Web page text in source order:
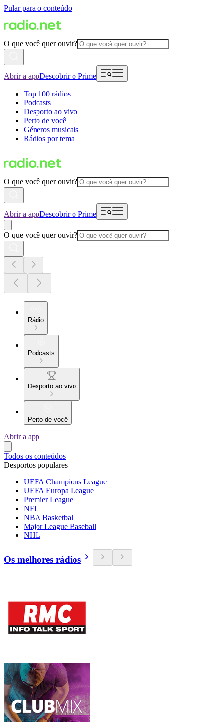
Pular para o conteúdo
O que você quer ouvir?
Abrir a appDescobrir o Prime
Top 100 rádios
Podcasts
Desporto ao vivo
Perto de você
Géneros musicais
Rádios por tema
O que você quer ouvir?
Abrir a appDescobrir o Prime
O que você quer ouvir?
Rádio
Podcasts
Desporto ao vivo
Perto de você
Abrir a app
Todos os conteúdos
Desportos populares
UEFA Champions League
UEFA Europa League
Premier League
NFL
NBA Basketball
Major League Baseball
NHL
Os melhores rádios